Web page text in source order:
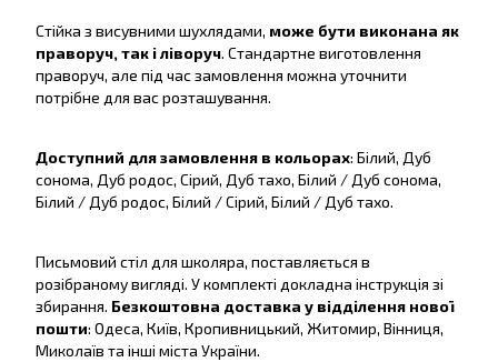
Стійка з висувними шухлядами, може бути виконана як
праворуч, так і ліворуч. Стандартне виготовлення
праворуч, але під час замовлення можна уточнити
потрібне для вас розташування.
Доступний для замовлення в кольорах: Білий, Дуб
сонома, Дуб родос, Сірий, Дуб тахо, Білий / Дуб сонома,
Білий / Дуб родос, Білий / Сірий, Білий / Дуб тахо.
Письмовий стіл для школяра, поставляється в
розібраному вигляді. У комплекті докладна інструкція зі
збирання. Безкоштовна доставка у відділення нової
пошти: Одеса, Київ, Кропивницький, Житомир, Вінниця,
Миколаїв та інші міста України.